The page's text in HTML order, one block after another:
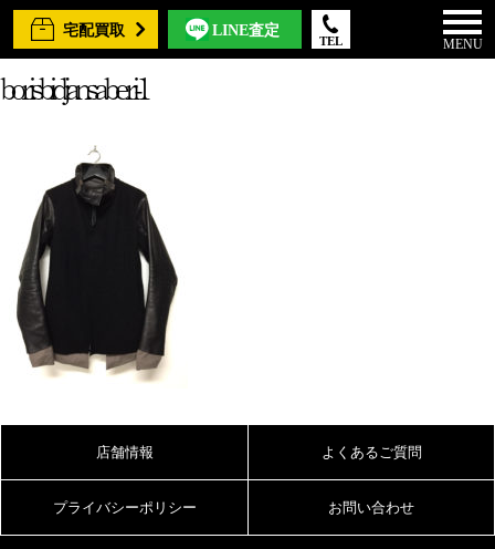
宅配買取 LINE査定
TEL MENU
borisbidjansaberi-1
店舗情報 よくあるご質問
プライバシーポリシー お問い合わせ